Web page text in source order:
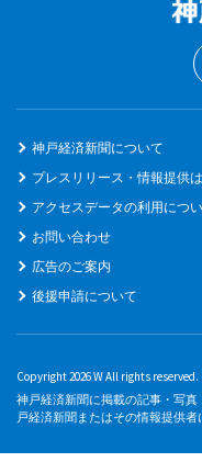
神戸経済新聞について
プレスリリース・情報提供
アクセスデータの利用につ
お問い合わせ
広告のご案内
後援申請について
Copyright 2026 W All rights reserved.
神戸経済新聞に掲載の記事・写
戸経済新聞またはその情報提供者